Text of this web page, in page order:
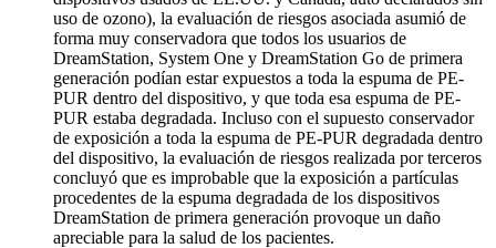
uso de ozono), la evaluación de riesgos asociada asumió de
forma muy conservadora que todos los usuarios de
DreamStation, System One y DreamStation Go de primera
generación podían estar expuestos a toda la espuma de PE-
PUR dentro del dispositivo, y que toda esa espuma de PE-
PUR estaba degradada. Incluso con el supuesto conservador
de exposición a toda la espuma de PE-PUR degradada dentro
del dispositivo, la evaluación de riesgos realizada por terceros
concluyó que es improbable que la exposición a partículas
procedentes de la espuma degradada de los dispositivos
DreamStation de primera generación provoque un daño
apreciable para la salud de los pacientes.